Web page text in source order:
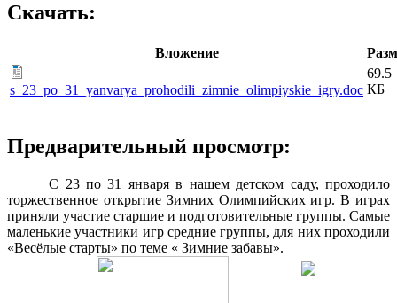
Скачать:
Вложение
s_23_po_31_yanvarya_prohodili_zimnie_olimpiyskie_igry.doc
69.5
КБ
Предварительный просмотр:
С 23 по 31 января в нашем детском саду, проходило
торжественное открытие Зимних Олимпийских игр. В играх
приняли участие старшие и подготовительные группы. Самые
маленькие участники игр средние группы, для них проходили
«Весёлые старты» по теме « Зимние забавы».